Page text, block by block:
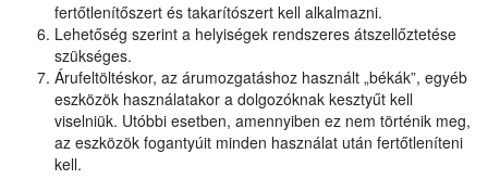
fertőtlenítőszert és takarítószert kell alkalmazni.
Lehetőség szerint a helyiségek rendszeres átszellőztetése
szükséges.
Árufeltöltéskor, az árumozgatáshoz használt „békák”, egyéb
eszközök használatakor a dolgozóknak kesztyűt kell
viselniük. Utóbbi esetben, amennyiben ez nem történik meg,
az eszközök fogantyúit minden használat után fertőtleníteni
kell.